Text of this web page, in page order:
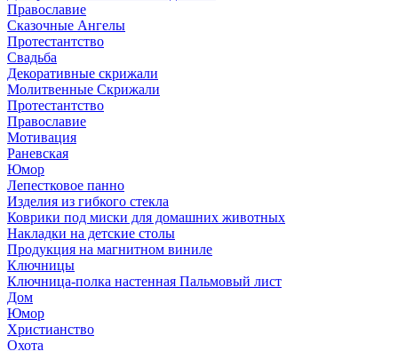
Православие
Сказочные Ангелы
Протестантство
Свадьба
Декоративные скрижали
Молитвенные Скрижали
Протестантство
Православие
Мотивация
Раневская
Юмор
Лепестковое панно
Изделия из гибкого стекла
Коврики под миски для домашних животных
Накладки на детские столы
Продукция на магнитном виниле
Ключницы
Ключница-полка настенная Пальмовый лист
Дом
Юмор
Христианство
Охота